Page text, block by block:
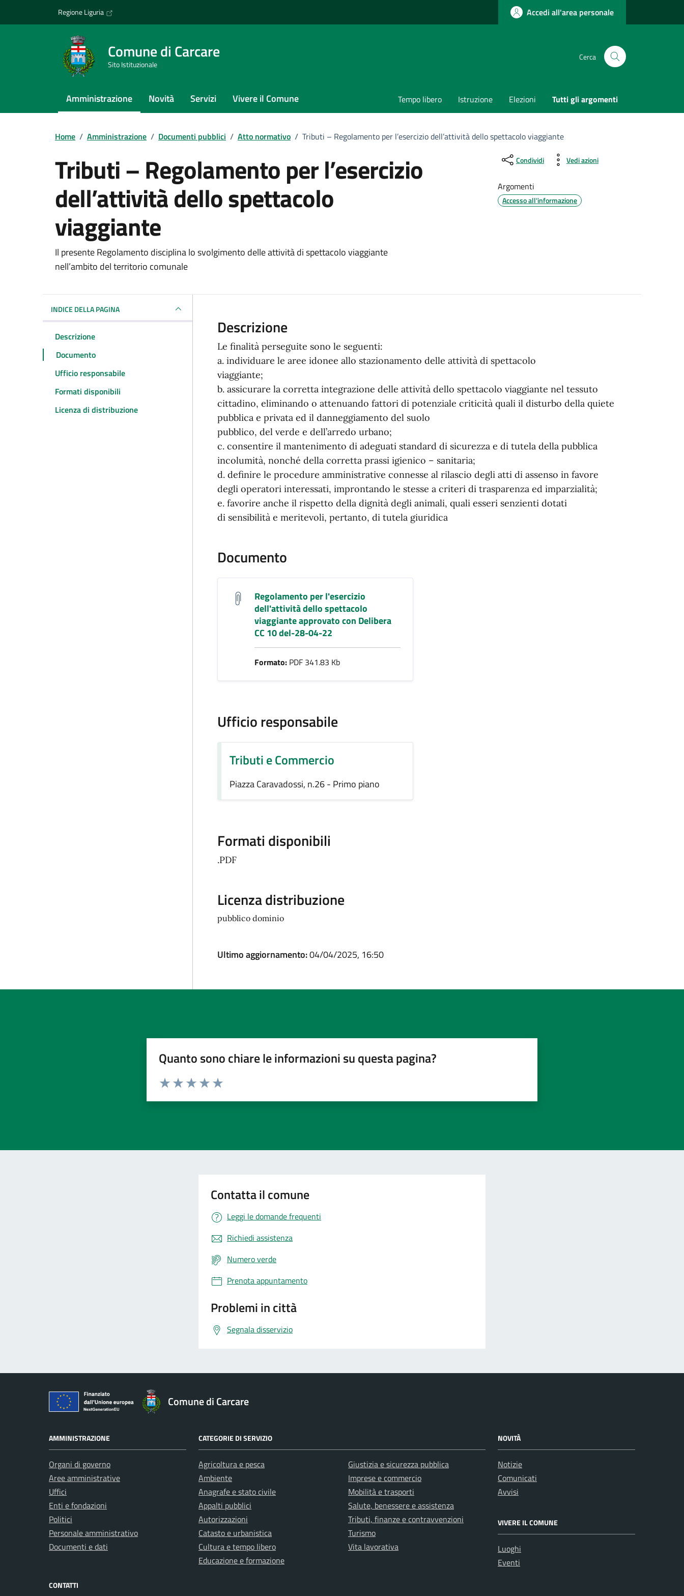
Regione Liguria Accedi all'area personale
Comune di Carcare
Sito Istituzionale
Cerca
Amministrazione Novità Servizi Vivere il Comune Tempo libero Istruzione Elezioni Tutti gli argomenti
Home / Amministrazione / Documenti pubblici / Atto normativo / Tributi – Regolamento per l’esercizio dell’attività dello spettacolo viaggiante
Tributi – Regolamento per l’esercizio
dell’attività dello spettacolo
viaggiante
Dettagli del documento
Il presente Regolamento disciplina lo svolgimento delle attività di spettacolo viaggiante
nell’ambito del territorio comunale
Condividi Vedi azioni
Argomenti
Accesso all'informazione
INDICE DELLA PAGINA
Descrizione
Documento
Ufficio responsabile
Formati disponibili
Licenza di distribuzione
Descrizione
Le finalità perseguite sono le seguenti:
a. individuare le aree idonee allo stazionamento delle attività di spettacolo
viaggiante;
b. assicurare la corretta integrazione delle attività dello spettacolo viaggiante nel tessuto
cittadino, eliminando o attenuando fattori di potenziale criticità quali il disturbo della quiete
pubblica e privata ed il danneggiamento del suolo
pubblico, del verde e dell’arredo urbano;
c. consentire il mantenimento di adeguati standard di sicurezza e di tutela della pubblica
incolumità, nonché della corretta prassi igienico – sanitaria;
d. definire le procedure amministrative connesse al rilascio degli atti di assenso in favore
degli operatori interessati, improntando le stesse a criteri di trasparenza ed imparzialità;
e. favorire anche il rispetto della dignità degli animali, quali esseri senzienti dotati
di sensibilità e meritevoli, pertanto, di tutela giuridica
Documento
Regolamento per l'esercizio
dell'attività dello spettacolo
viaggiante approvato con Delibera
CC 10 del-28-04-22
Formato: PDF 341.83 Kb
Ufficio responsabile
Tributi e Commercio
Piazza Caravadossi, n.26 - Primo piano
Formati disponibili
.PDF
Licenza distribuzione
pubblico dominio
Ultimo aggiornamento:04/04/2025, 16:50
Quanto sono chiare le informazioni su questa pagina?
Valuta da 1 a 5 stelle la pagina
Contatta il comune
Leggi le domande frequenti
Richiedi assistenza
Numero verde
Prenota appuntamento
Problemi in città
Segnala disservizio
Comune di Carcare
AMMINISTRAZIONE
Organi di governo
Aree amministrative
Uffici
Enti e fondazioni
Politici
Personale amministrativo
Documenti e dati
CATEGORIE DI SERVIZIO
Agricoltura e pesca
Ambiente
Anagrafe e stato civile
Appalti pubblici
Autorizzazioni
Catasto e urbanistica
Cultura e tempo libero
Educazione e formazione
Giustizia e sicurezza pubblica
Imprese e commercio
Mobilità e trasporti
Salute, benessere e assistenza
Tributi, finanze e contravvenzioni
Turismo
Vita lavorativa
NOVITÀ
Notizie
Comunicati
Avvisi
VIVERE IL COMUNE
Luoghi
Eventi
CONTATTI